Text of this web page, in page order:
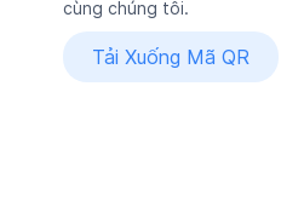
cùng chúng tôi.
Tải Xuống Mã QR